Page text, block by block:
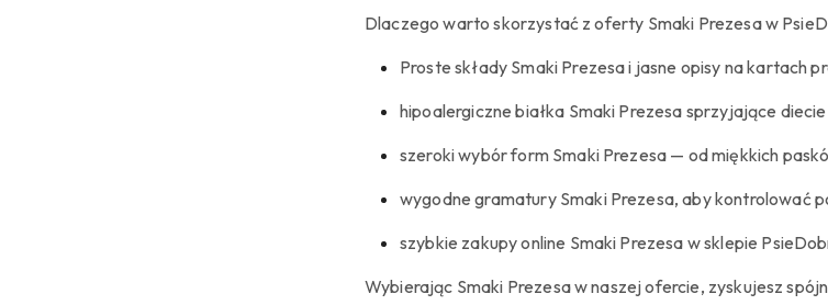
Dlaczego warto skorzystać z oferty Smaki Prezesa w
Proste składy Smaki Prezesa i jasne opisy na kartach
hipoalergiczne białka Smaki Prezesa sprzyjające
szeroki wybór form Smaki Prezesa — od miękkich
wygodne gramatury Smaki Prezesa, aby kontrolować
szybkie zakupy online Smaki Prezesa w sklepie
Wybierając Smaki Prezesa w naszej ofercie, zyskujesz